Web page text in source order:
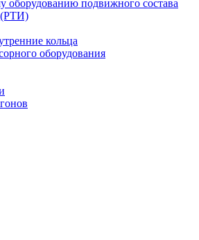
оборудованию подвижного состава
(РТИ)
кольца
оборудования